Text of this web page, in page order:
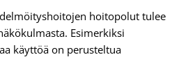
hoitopolut tulee
Esimerkiksi
käyttöä on perusteltua